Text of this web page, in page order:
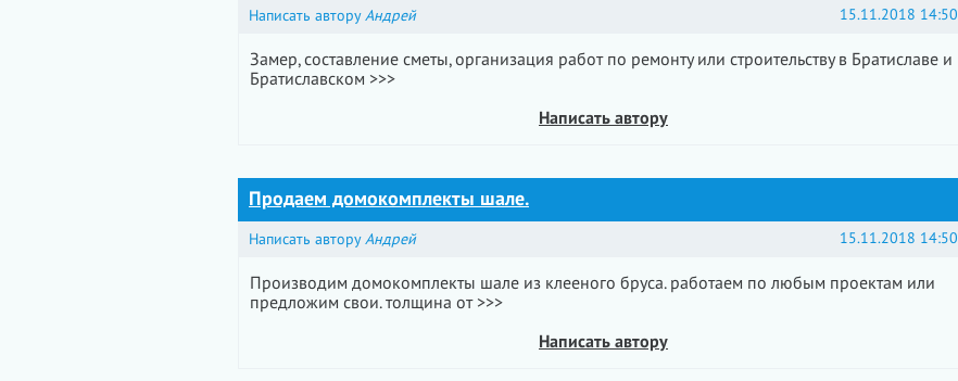
Написать авторуАндрей 15.11.2018 14:50
Замер, составление сметы, организация работ по ремонту или строительству в Братиславе и
Братиславском >>>
Написать автору
Продаем домокомплекты шале.
Написать авторуАндрей 15.11.2018 14:50
Производим домокомплекты шале из клееного бруса. работаем по любым проектам или
предложим свои. толщина от >>>
Написать автору